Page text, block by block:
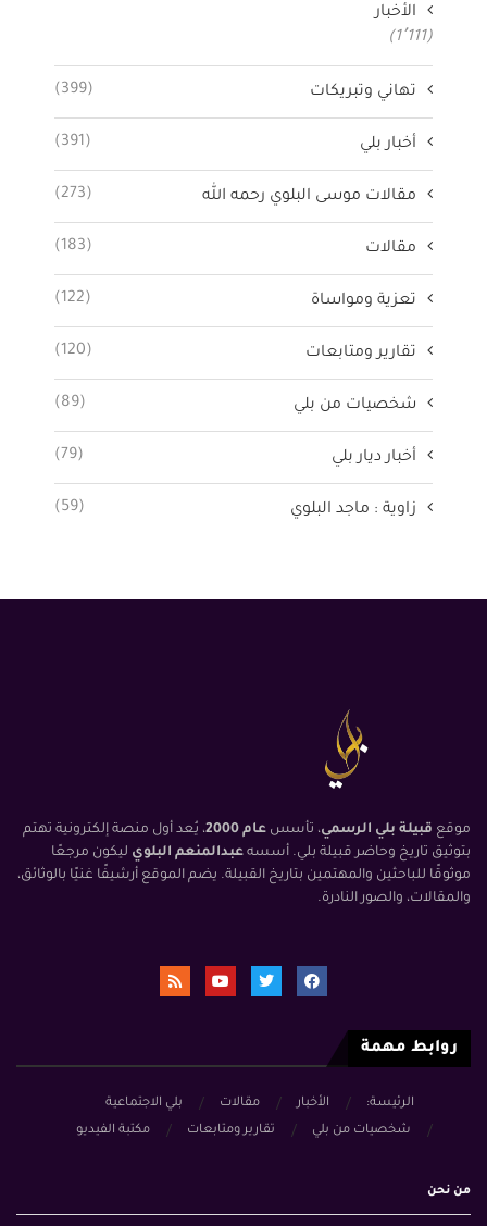
الأخبار
(1٬111)
تهاني وتبريكات (399)
أخبار بلي (391)
مقالات موسى البلوي رحمه الله (273)
مقالات (183)
تعزية ومواساة (122)
تقارير ومتابعات (120)
شخصيات من بلي (89)
أخبار ديار بلي (79)
زاوية : ماجد البلوي (59)
موقع قبيلة بلي الرسمي، تأسس عام 2000
، يُعد أول منصة إلكترونية تهتم
بتوثيق تاريخ وحاضر قبيلة بلي. أسسه عبدالمنعم البلوي ليكون مرجعًا
موثوقًا للباحثين والمهتمين بتاريخ القبيلة. يضم الموقع أرشيفًا غنيًا بالوثائق،
والمقالات، والصور النادرة.
روابط مهمة
الرئيسة: الأخبار مقالات
بلي الاجتماعية
شخصيات من بلي
تقارير ومتابعات مكتبة الفيديو
من نحن